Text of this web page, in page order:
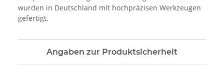
wurden in Deutschland mit hochpräzisen Werkzeugen
gefertigt.
Angaben zur Produktsicherheit